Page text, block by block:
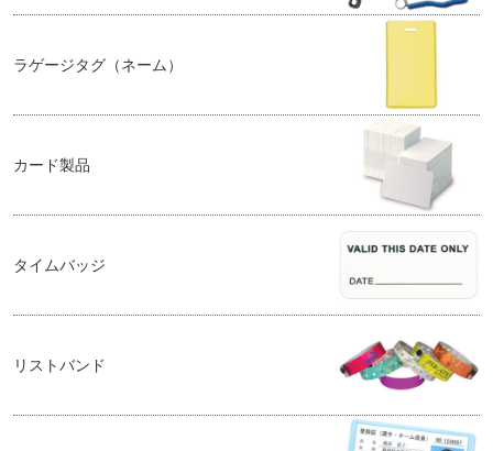
ラゲージタグ（ネーム）
カード製品
タイムバッジ
リストバンド